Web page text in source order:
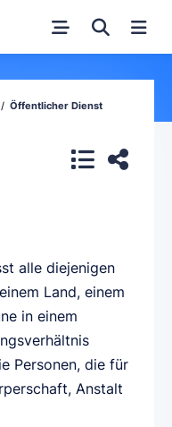
Öffentlicher Dienst
alle diejenigen
Land, einem
in einem
Personen, die für
Anstalt